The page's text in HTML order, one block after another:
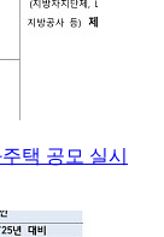
택 공모 실시